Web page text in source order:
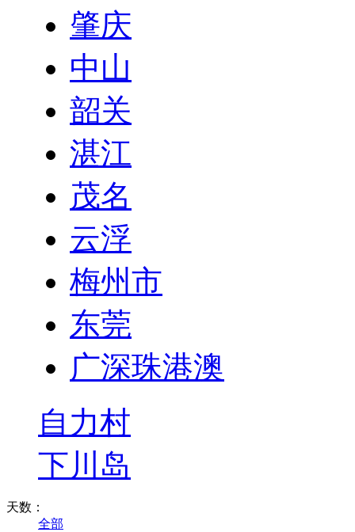
肇庆
中山
韶关
湛江
茂名
云浮
梅州市
东莞
广深珠港澳
自力村
下川岛
天数：
全部